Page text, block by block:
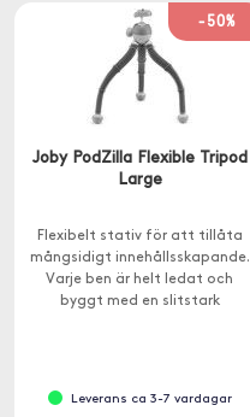
-50%
Joby PodZilla Flexible Tripod
Large
Flexibelt stativ för att tillåta
mångsidigt innehållsskapande.
Varje ben är helt ledat och
byggt med en slitstark
Leverans ca 3-7 vardagar